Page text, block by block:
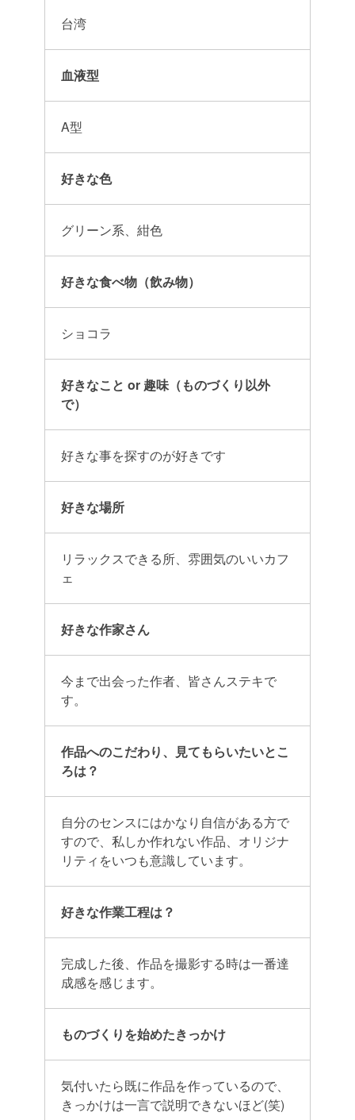
台湾
血液型
A型
好きな色
グリーン系、紺色
好きな食べ物（飲み物）
ショコラ
好きなこと or 趣味（ものづくり以外
で）
好きな事を探すのが好きです
好きな場所
リラックスできる所、雰囲気のいいカフ
ェ
好きな作家さん
今まで出会った作者、皆さんステキで
す。
作品へのこだわり、見てもらいたいとこ
ろは？
自分のセンスにはかなり自信がある方で
すので、私しか作れない作品、オリジナ
リティをいつも意識しています。
好きな作業工程は？
完成した後、作品を撮影する時は一番達
成感を感じます。
ものづくりを始めたきっかけ
気付いたら既に作品を作っているので、
きっかけは一言で説明できないほど(笑)